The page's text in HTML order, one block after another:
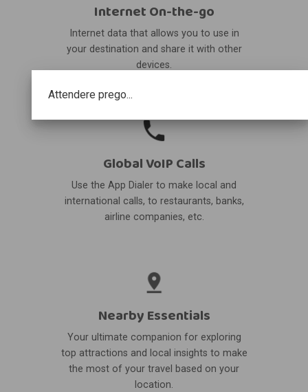
Attendere prego...
Internet On-the-go
Internet data that allows you to use in
your destination and share it with other
devices.
Global VoIP Calls
Use the App Dialer to make local and
international calls, to restaurants, banks,
airline companies, etc.
Nearby Essentials
Your ultimate companion for exploring
top attractions and local insights to make
the most of your travel based on your
location.